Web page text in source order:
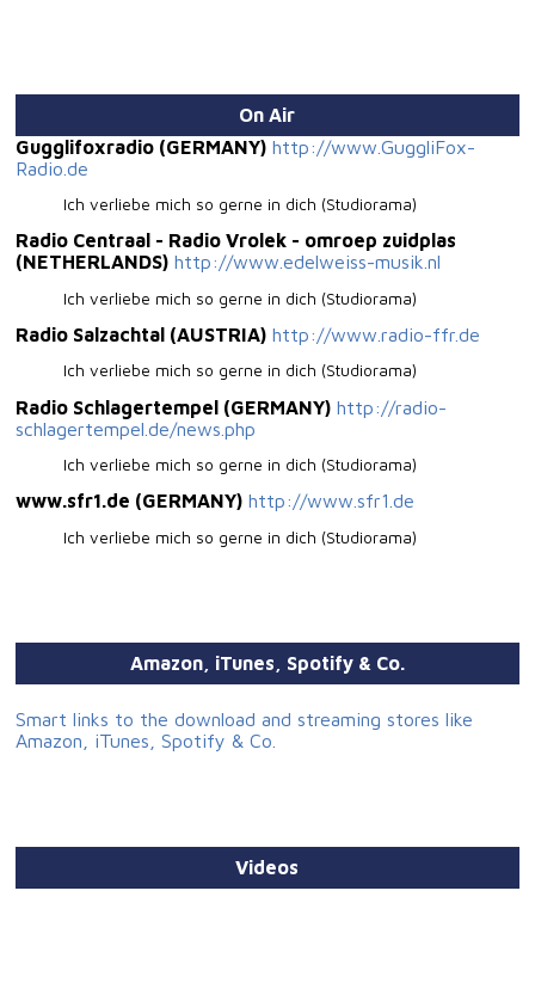
On Air
Gugglifoxradio (GERMANY) http://www.GuggliFox-
Radio.de
Ich verliebe mich so gerne in dich (Studiorama)
Radio Centraal - Radio Vrolek - omroep zuidplas
(NETHERLANDS) http://www.edelweiss-musik.nl
Ich verliebe mich so gerne in dich (Studiorama)
Radio Salzachtal (AUSTRIA) http://www.radio-ffr.de
Ich verliebe mich so gerne in dich (Studiorama)
Radio Schlagertempel (GERMANY) http://radio-
schlagertempel.de/news.php
Ich verliebe mich so gerne in dich (Studiorama)
www.sfr1.de (GERMANY) http://www.sfr1.de
Ich verliebe mich so gerne in dich (Studiorama)
Amazon, iTunes, Spotify & Co.
Smart links to the download and streaming stores like
Amazon, iTunes, Spotify & Co.
Videos